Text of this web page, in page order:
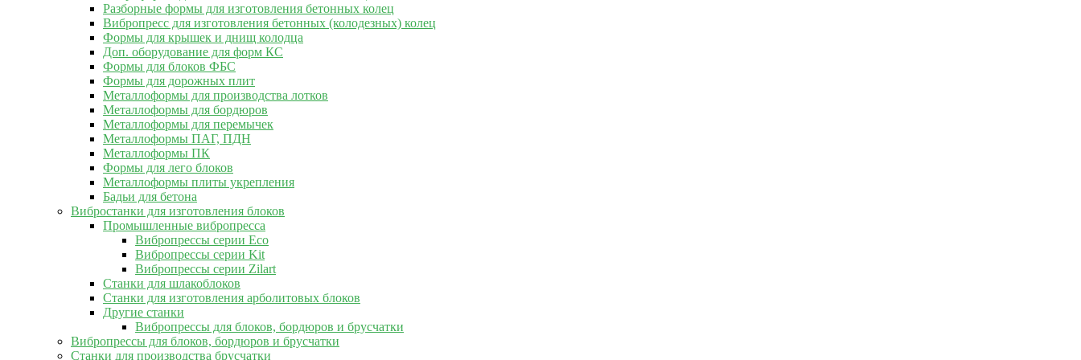
Разборные формы для изготовления бетонных колец
Вибропресс для изготовления бетонных (колодезных) колец
Формы для крышек и днищ колодца
Доп. оборудование для форм КС
Формы для блоков ФБС
Формы для дорожных плит
Металлоформы для производства лотков
Металлоформы для бордюров
Металлоформы для перемычек
Металлоформы ПАГ, ПДН
Металлоформы ПК
Формы для лего блоков
Металлоформы плиты укрепления
Бадьи для бетона
Вибростанки для изготовления блоков
Промышленные вибропресса
Вибропрессы серии Eco
Вибропрессы серии Kit
Вибропрессы серии Zilart
Станки для шлакоблоков
Станки для изготовления арболитовых блоков
Другие станки
Вибропрессы для блоков, бордюров и брусчатки
Вибропрессы для блоков, бордюров и брусчатки
Станки для производства брусчатки